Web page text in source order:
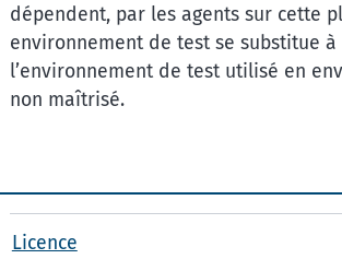
dépendent, par les agents sur cette
environnement de test se substitue à
l’environnement de test utilisé en
non maîtrisé.
Licence